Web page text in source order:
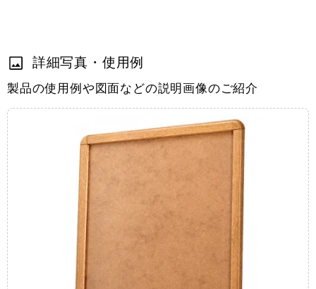
詳細写真・使用例
製品の使用例や図面などの説明画像のご紹介